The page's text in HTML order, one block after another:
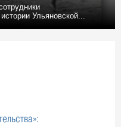
Ульяновской...